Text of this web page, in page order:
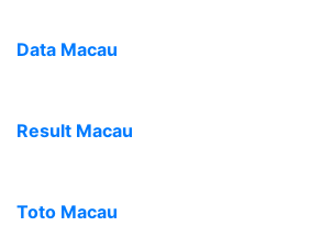
Data Macau
Result Macau
Toto Macau